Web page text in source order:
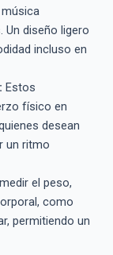
diseño ligero
incluso en
Estos
físico en
desean
un ritmo
el peso,
como
permitiendo un